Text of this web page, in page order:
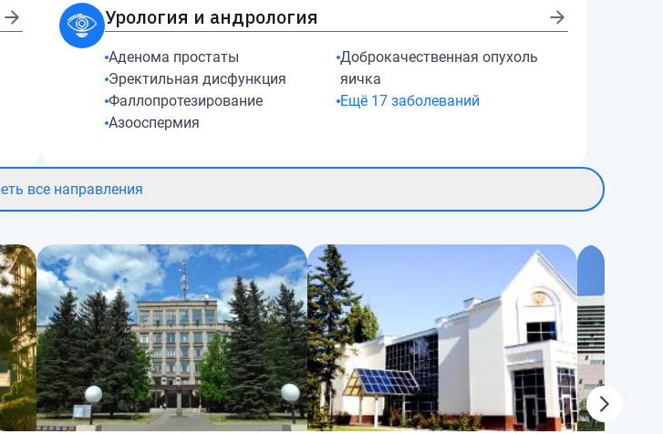
Урология и андрология
Аденома простаты
Эректильная дисфункция
Фаллопротезирование
Азооспермия
Доброкачественная опухоль
яичка
Ещё 17 заболеваний
все направления